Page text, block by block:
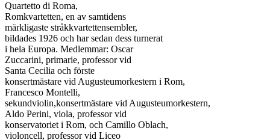
Quartetto di Roma,
Romkvartetten, en av samtidens
märkligaste stråkkvartettensembler,
bildades 1926 och har sedan dess turnerat
i hela Europa. Medlemmar: Oscar
Zuccarini, primarie, professor vid
Santa Cecilia och förste
konsertmästare vid Augusteumorkestern i Rom,
Francesco Montelli,
sekundviolin,konsertmästare vid Augusteumorkestern,
Aldo Perini, viola, professor vid
konservatoriet i Rom, och Camillo Oblach,
violoncell, professor vid Liceo